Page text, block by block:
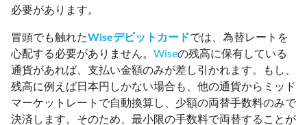
必要があります。
冒頭でも触れたWiseデビットカードでは、為替レートを
心配する必要がありません。 Wiseの残高に保有している
通貨があれば、支払い金額のみが差し引かれます。もし、
残高に例えば日本円しかない場合も、他の通貨からミッド
マーケットレートで自動換算し、少額の両替手数料のみで
決済します。そのため、最小限の手数料で両替することが